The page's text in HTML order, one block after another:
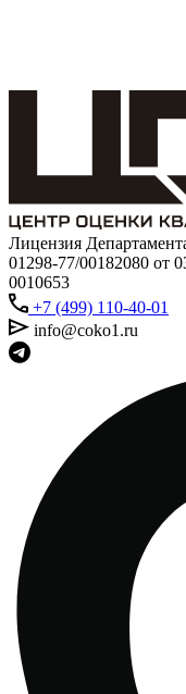
Лицензия
01298-77/00182080 от
0010653
+7 (499) 110-40-01
info@coko1.ru